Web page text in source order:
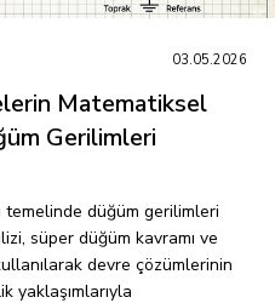
03.05.2026
Matematiksel
Gerilimleri
temelinde düğüm gerilimleri
süper düğüm kavramı ve
devre çözümlerinin
yaklaşımlarıyla